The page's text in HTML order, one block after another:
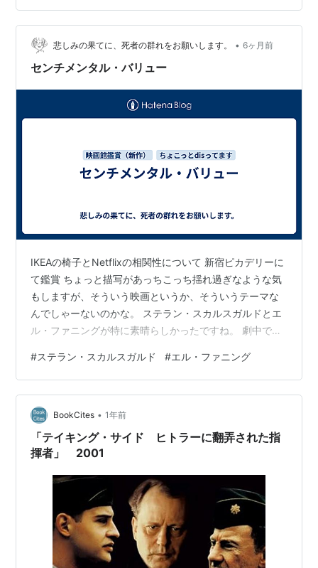
捨てた父親を許せない娘と、俳優である娘を主演に新作
を撮ろうとする映画監督の父親との関係を描く。『わ
た… 悲しみの果てに、死者の群れをお願いします。 • 6ヶ月前
センチメンタル・バリュー
IKEAの椅子とNetflixの相関性について 新宿ピカデリーに
て鑑賞 ちょっと描写があっちこっち揺れ過ぎなような気
もしますが、そういう映画というか、そういうテーマな
んでしゃーないのかな。 ステラン・スカルスガルドとエ
ル・ファニングが特に素晴らしかったですね。 劇中では
訳されていました。Google様に尋ねてみますと、個人が
思い出や愛着、特別な思い入れを持つ事物に対して感じ
る「感情的価値」や「情緒的価値」ということのようで
す もっと親子間の激しいぶつかり合いというか、直接対
決的なものがあるのかなと予告編から想像していました
が、そういう意味では裏…
#ステラン・スカルスガルド #エル・ファニング
BookCites • 1年前
「テイキング・サイド ヒトラーに翻弄された指
揮者」 2001